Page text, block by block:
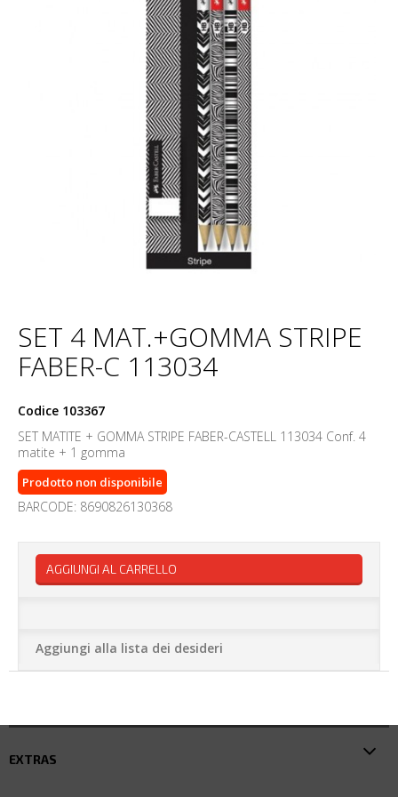
SET 4 MAT.+GOMMA STRIPE
FABER-C 113034
Codice 103367
SET MATITE + GOMMA STRIPE FABER-CASTELL 113034 Conf. 4
matite + 1 gomma
Prodotto non disponibile
BARCODE: 8690826130368
AGGIUNGI AL CARRELLO
Aggiungi alla lista dei desideri
EXTRAS